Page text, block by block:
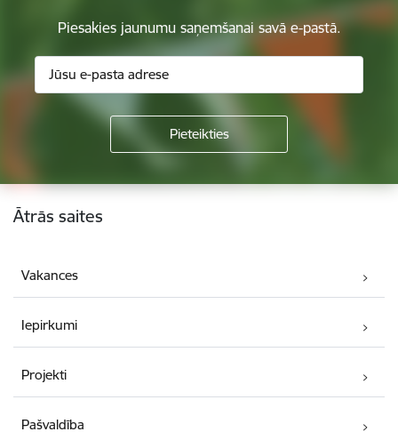
Piesakies jaunumu saņemšanai savā e-pastā.
Kājene
Ātrās saites
Vakances
Iepirkumi
Projekti
Pašvaldība